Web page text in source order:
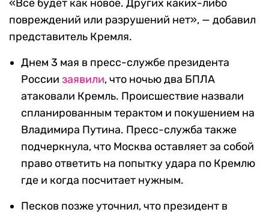
«Все будет как новое. Других каких-либо
повреждений или разрушений нет», — добавил
представитель Кремля.
Днем 3 мая в пресс-службе президента
России заявили, что ночью два БПЛА
атаковали Кремль. Происшествие назвали
спланированным терактом и покушением на
Владимира Путина. Пресс-служба также
подчеркнула, что Москва оставляет за собой
право ответить на попытку удара по Кремлю
где и когда посчитает нужным.
Песков позже уточнил, что президент в